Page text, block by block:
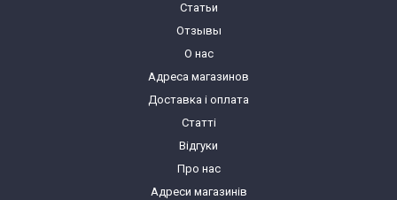
Whirlpool AWA 5018 856150129284
Whirlpool AWA 5018 856150129287
Whirlpool AWA 505 856120529160
Статьи
Отзывы
О нас
Адреса магазинов
Доставка і оплата
Статті
Відгуки
Про нас
Адреси магазинів